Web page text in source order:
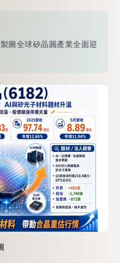
圖全球矽晶圓產業全面迎